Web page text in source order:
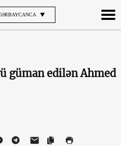
güman edilən Ahmed